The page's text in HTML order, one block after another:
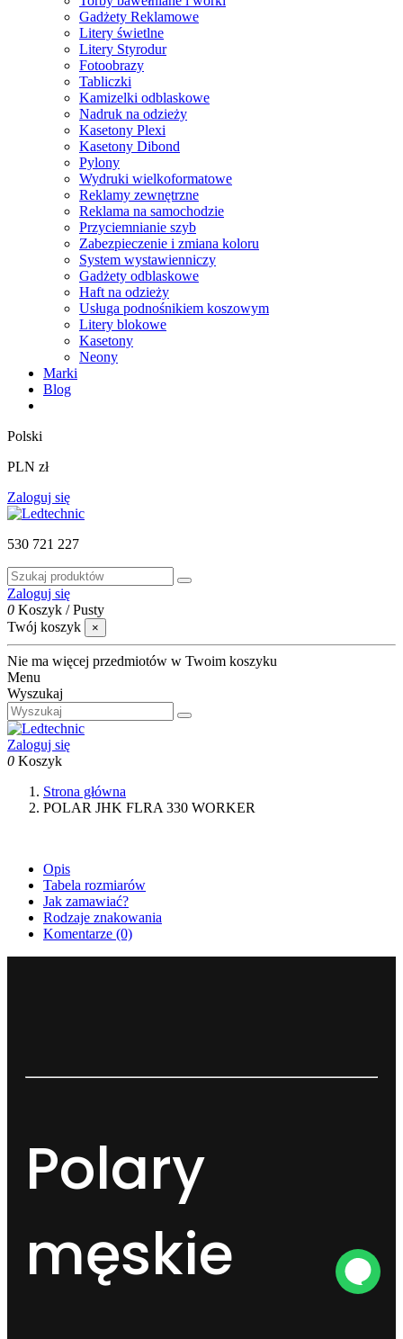
Gadżety Reklamowe
Litery świetlne
Litery Styrodur
Fotoobrazy
Tabliczki
Kamizelki odblaskowe
Nadruk na odzieży
Kasetony Plexi
Kasetony Dibond
Pylony
Wydruki wielkoformatowe
Reklamy zewnętrzne
Reklama na samochodzie
Przyciemnianie szyb
Zabezpieczenie i zmiana koloru
System wystawienniczy
Gadżety odblaskowe
Haft na odzieży
Usługa podnośnikiem koszowym
Litery blokowe
Kasetony
Neony
Marki
Blog
Polski
PLN zł
Zaloguj się
530 721 227
Zaloguj się
0 Koszyk /Pusty
Twój koszyk
×
Nie ma więcej przedmiotów w Twoim koszyku
Menu
Wyszukaj
Zaloguj się
0 Koszyk
Strona główna
POLAR JHK FLRA 330 WORKER
Opis
Tabela rozmiarów
Jak zamawiać?
Rodzaje znakowania
Komentarze (0)
Polary
męskie